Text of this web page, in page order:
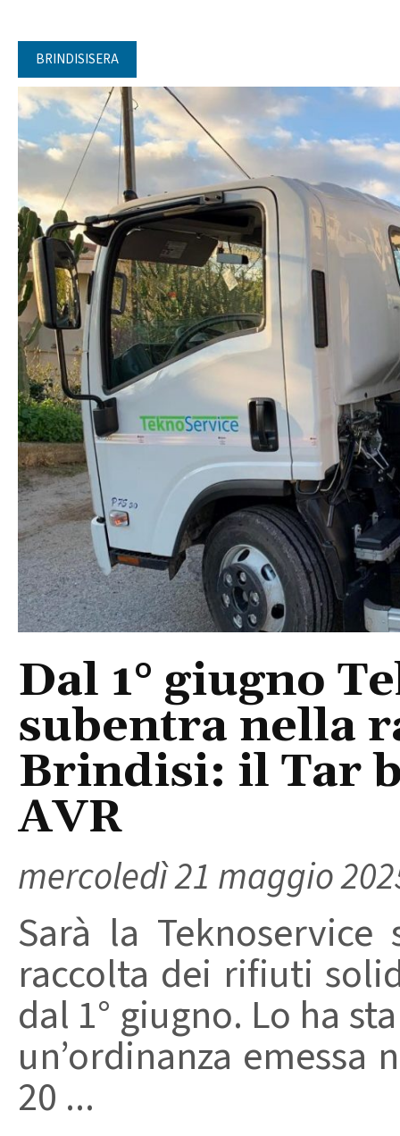
BRINDISISERA
Dal 1° giugno
subentra nella
Brindisi: il Tar
AVR
mercoledì 21 maggio
Sarà la
raccolta dei rifiuti
dal 1° giugno. Lo ha
un’ordinanza
20 ...